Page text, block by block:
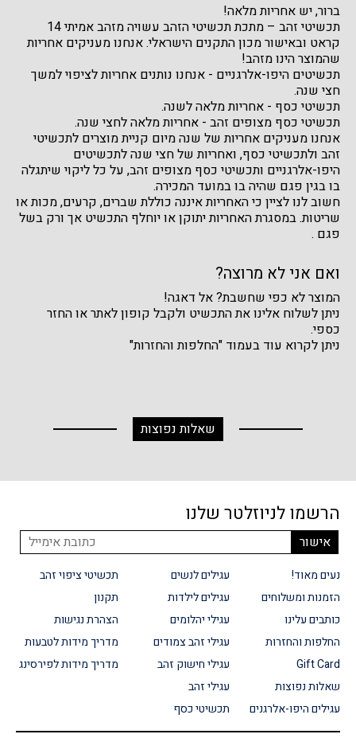
ברור, יש אחריות מלאה!
תכשיטי זהב – מתכת תכשיטי הזהב עשויה מזהב אמיתי 14
קראט ובאישור מכון התקנים הישראלי. אנחנו מעניקים אחריות
שהמוצר הינו מזהב!
תכשיטים היפו-אלרגניים - אנחנו נותנים אחריות לציפוי למשך
חצי שנה.
תכשיטי כסף - אחריות מלאה לשנה.
תכשיטי כסף מצופים זהב - אחריות מלאה לחצי שנה.
אנחנו מעניקים אחריות של שנה מיום קניית מוצרים לתכשיטי
זהב ולתכשיטי כסף, ואחריות של חצי שנה לתכשיטים
היפו-אלרגניים ותכשיטי כסף מצופים זהב, על כל ליקוי שיתגלה
בו בגין פגם שהיה בו במועד המכירה.
חשוב לנו לציין כי האחריות איננה כוללת שברים, קרעים, מכות או
שריטות. במסגרת האחריות יתוקן או יוחלף התכשיט אך ורק בשל
פגם .
ואם אני לא מרוצה?
המוצר לא כפי שחשבת? אל דאגה!
ניתן לשלוח אלינו את התכשיט ולקבל קופון לאתר או החזר
כספי.
ניתן לקרוא עוד בעמוד "החלפות והחזרות"
שאלות נפוצות
הרשמו לניוזלטר שלנו
נעים מאוד!
הזמנות ומשלוחים
כותבים עלינו
החלפות והחזרות
Gift Card
שאלות נפוצות
עגילים היפו-אלרגנים
עגילים לנשים
עגילים לילדות
עגילי יהלומים
עגילי זהב צמודים
עגילי חישוק זהב
עגילי זהב
תכשיטי כסף
תכשיטי ציפוי זהב
תקנון
הצהרת נגישות
מדריך מידות לטבעות
מדריך מידות לפירסינג